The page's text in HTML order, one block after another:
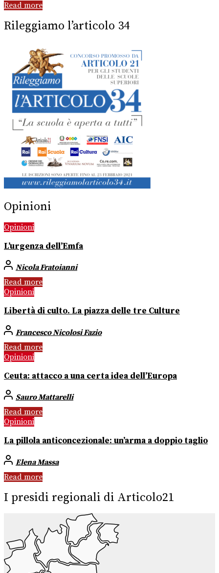
Read more
Rileggiamo l’articolo 34
Opinioni
Opinioni
L’urgenza dell’Emfa
Nicola Fratoianni
Read more
Opinioni
Libertà di culto. La piazza delle tre Culture
Francesco Nicolosi Fazio
Read more
Opinioni
Ceuta: attacco a una certa idea dell’Europa
Sauro Mattarelli
Read more
Opinioni
La pillola anticoncezionale: un’arma a doppio taglio
Elena Massa
Read more
I presidi regionali di Articolo21